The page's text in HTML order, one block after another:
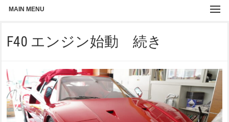
MAIN MENU
F40 エンジン始動 続き